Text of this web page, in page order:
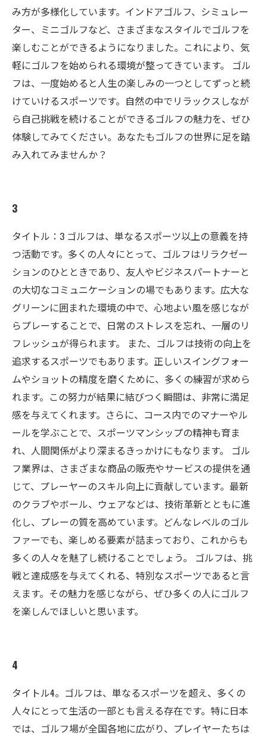
み方が多様化しています。インドアゴルフ、シミュレー
ター、ミニゴルフなど、さまざまなスタイルでゴルフを
楽しむことができるようになりました。これにより、気
軽にゴルフを始められる環境が整ってきています。 ゴル
フは、一度始めると人生の楽しみの一つとしてずっと続
けていけるスポーツです。自然の中でリラックスしなが
ら自己挑戦を続けることができるゴルフの魅力を、ぜひ
体験してみてください。あなたもゴルフの世界に足を踏
み入れてみませんか？
3
タイトル：3 ゴルフは、単なるスポーツ以上の意義を持
つ活動です。多くの人々にとって、ゴルフはリラクゼー
ションのひとときであり、友人やビジネスパートナーと
の大切なコミュニケーションの場でもあります。広大な
グリーンに囲まれた環境の中で、心地よい風を感じなが
らプレーすることで、日常のストレスを忘れ、一層のリ
フレッシュが得られます。 また、ゴルフは技術の向上を
追求するスポーツでもあります。正しいスイングフォー
ムやショットの精度を磨くために、多くの練習が求めら
れます。この努力が結果に結びつく瞬間は、非常に満足
感を与えてくれます。さらに、コース内でのマナーやル
ールを学ぶことで、スポーツマンシップの精神も育ま
れ、人間関係がより深まるきっかけにもなります。 ゴル
フ業界は、さまざまな商品の販売やサービスの提供を通
じて、プレーヤーのスキル向上に貢献しています。最新
のクラブやボール、ウェアなどは、技術革新とともに進
化し、プレーの質を高めています。どんなレベルのゴル
ファーでも、楽しめる要素が詰まっており、これからも
多くの人々を魅了し続けることでしょう。 ゴルフは、挑
戦と達成感を与えてくれる、特別なスポーツであると言
えます。その魅力を感じながら、ぜひ多くの人にゴルフ
を楽しんでほしいと思います。
4
タイトル4。ゴルフは、単なるスポーツを超え、多くの
人々にとって生活の一部とも言える存在です。特に日本
では、ゴルフ場が全国各地に広がり、プレイヤーたちは